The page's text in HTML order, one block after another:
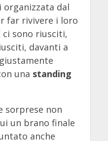
organizzata dal
far rivivere i loro
ci sono riusciti,
davanti a
una standing
sorprese non
un brano finale
anche